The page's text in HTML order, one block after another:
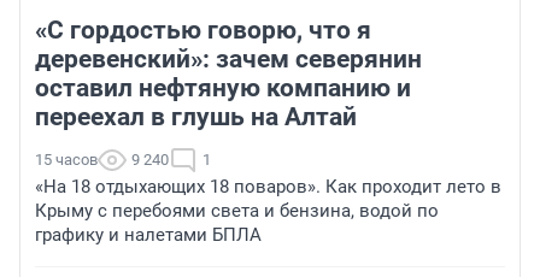
«С гордостью говорю, что я
деревенский»: зачем северянин
оставил нефтяную компанию и
переехал в глушь на Алтай
15 часов 9 240 1
«На 18 отдыхающих 18 поваров». Как проходит лето в
Крыму с перебоями света и бензина, водой по
графику и налетами БПЛА